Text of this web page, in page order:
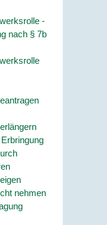
-
nach § 7b
nehmen